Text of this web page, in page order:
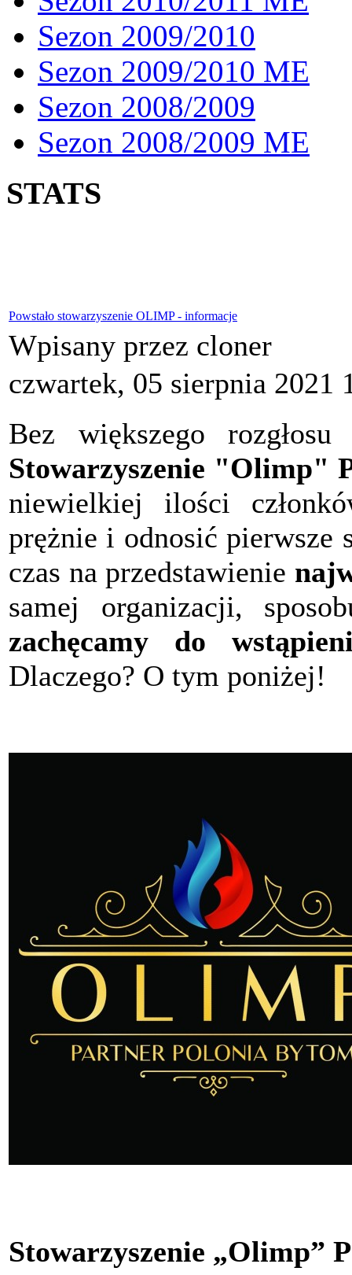
Sezon 2009/2010
Sezon 2009/2010 ME
Sezon 2008/2009
Sezon 2008/2009 ME
STATS
Powstało stowarzyszenie OLIMP - informacje
Wpisany przez cloner
czwartek, 05 sierpnia 2021
Bez większego
Stowarzyszenie "Olimp"
niewielkiej ilości
prężnie i odnosić pierwsze
czas na przedstawienie
samej organizacji,
zachęcamy do
Dlaczego? O tym poniżej!
Stowarzyszenie „Olimp”